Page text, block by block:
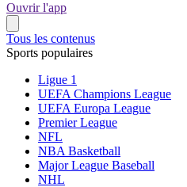
Ouvrir l'app
Tous les contenus
Sports populaires
Ligue 1
UEFA Champions League
UEFA Europa League
Premier League
NFL
NBA Basketball
Major League Baseball
NHL